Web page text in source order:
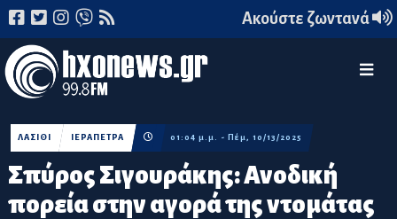
Ακούστε ζωντανά
Σπύρος Σιγουράκης: Ανοδική
πορεία στην αγορά της ντομάτας
ΛΑΣΙΘΙ ΙΕΡΑΠΕΤΡΑ 01:04 μ.μ. - Πέμ, 10/13/2025